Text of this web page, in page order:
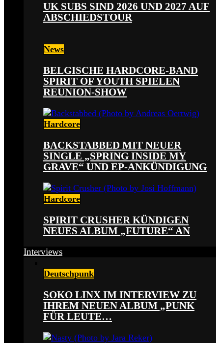
UK SUBS SIND 2026 UND 2027 AUF
ABSCHIEDSTOUR
News
BELGISCHE HARDCORE-BAND
SPIRIT OF YOUTH SPIELEN
REUNION-SHOW
Hardcore
BACKSTABBED MIT NEUER
SINGLE „SPRING INSIDE MY
GRAVE“ UND EP-ANKÜNDIGUNG
Hardcore
SPIRIT CRUSHER KÜNDIGEN
NEUES ALBUM „FUTURE“ AN
Interviews
Deutschpunk
SOKO LINX IM INTERVIEW ZU
IHREM NEUEN ALBUM „PUNK
FÜR LEUTE…